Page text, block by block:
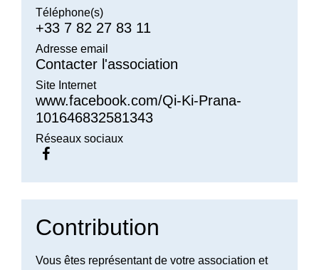
Téléphone(s)
+33 7 82 27 83 11
Adresse email
Contacter l'association
Site Internet
www.facebook.com/Qi-Ki-Prana-
101646832581343
Réseaux sociaux
Contribution
Vous êtes représentant de votre association et